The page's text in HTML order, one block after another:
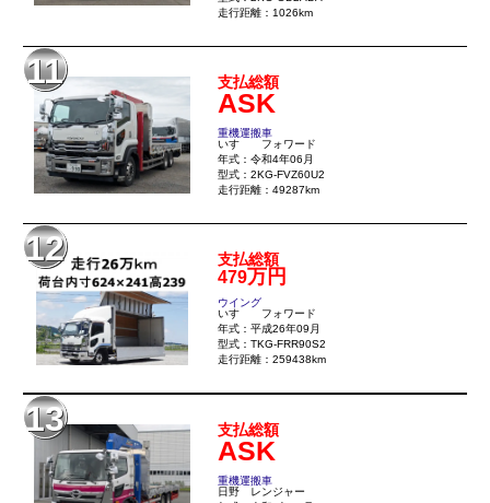
走行距離：1026km
11 支払総額
ASK
重機運搬車
いすゞ フォワード
年式：令和4年06月
型式：2KG-FVZ60U2
走行距離：49287km
12 支払総額
479万円
ウイング
いすゞ フォワード
年式：平成26年09月
型式：TKG-FRR90S2
走行距離：259438km
13 支払総額
ASK
重機運搬車
日野 レンジャー